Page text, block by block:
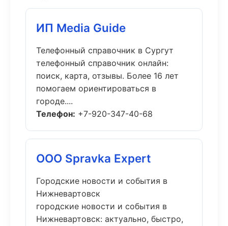
ИП Media Guide
Телефонный справочник в Сургут
телефонный справочник онлайн:
поиск, карта, отзывы. Более 16 лет
помогаем ориентироваться в
городе....
Телефон: +7-920-347-40-68
ООО Spravka Expert
Городские новости и события в
Нижневартовск
городские новости и события в
Нижневартовск: актуально, быстро,